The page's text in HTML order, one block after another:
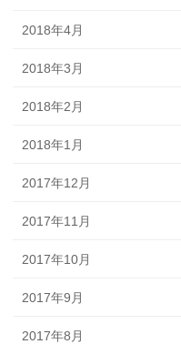
2018年4月
2018年3月
2018年2月
2018年1月
2017年12月
2017年11月
2017年10月
2017年9月
2017年8月